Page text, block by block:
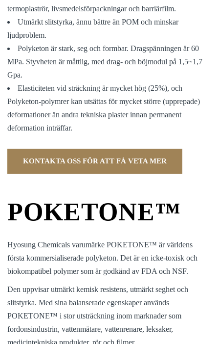
termoplaströr, livsmedelsförpackningar och barriärfilm.
Utmärkt slitstyrka, ännu bättre än POM och minskar
ljudproblem.
Polyketon är stark, seg och formbar. Dragspänningen är 60
MPa. Styvheten är måttlig, med drag- och böjmodul på 1,5~1,7
Gpa.
Elasticiteten vid sträckning är mycket hög (25%), och
Polyketon-polymrer kan utsättas för mycket större (upprepade)
deformationer än andra tekniska plaster innan permanent
deformation inträffar.
KONTAKTA OSS FÖR ATT FÅ VETA MER
POKETONE™
Hyosung Chemicals varumärke POKETONE™ är världens
första kommersialiserade polyketon. Det är en icke-toxisk och
biokompatibel polymer som är godkänd av FDA och NSF.
Den uppvisar utmärkt kemisk resistens, utmärkt seghet och
slitstyrka. Med sina balanserade egenskaper används
POKETONE™ i stor utsträckning inom marknader som
fordonsindustrin, vattenmätare, vattenrenare, leksaker,
medicintekniska produkter, rör och filmer.